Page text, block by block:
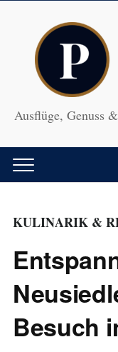
Ausflüge, Genuss
KULINARIK &
Besuch